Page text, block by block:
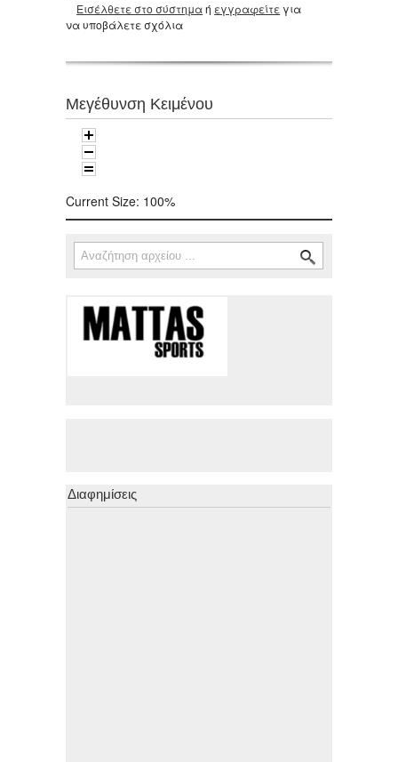
Εισέλθετε στο σύστημαή εγγραφείτε για
να υποβάλετε σχόλια
Μεγέθυνση Κειμένου
Current Size: 100%
Φόρμα αναζήτησης
Αναζήτηση
Διαφημίσεις